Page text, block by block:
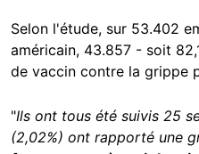
Selon l'étude, sur 53.402
américain, 43.857 - soit
de vaccin contre la grippe
"Ils ont tous été suivis 25
(2,02%) ont rapporté une